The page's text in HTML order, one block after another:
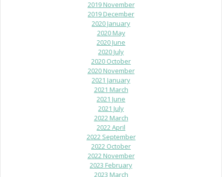
2019 November
2019 December
2020 January
2020 May
2020 June
2020 July
2020 October
2020 November
2021 January
2021 March
2021 June
2021 July
2022 March
2022 April
2022 September
2022 October
2022 November
2023 February
2023 March